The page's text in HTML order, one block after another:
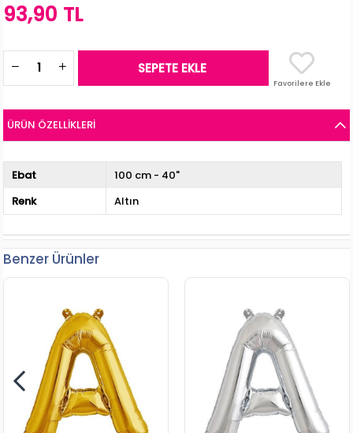
93,90 TL
Favorilere Ekle
ÜRÜN ÖZELLIKLERI
Ebat
100 cm - 40"
Renk
Altın
Benzer Ürünler